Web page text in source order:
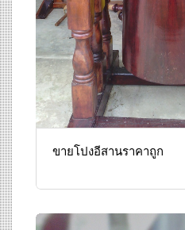
ขายโปงอีสานราคาถูก